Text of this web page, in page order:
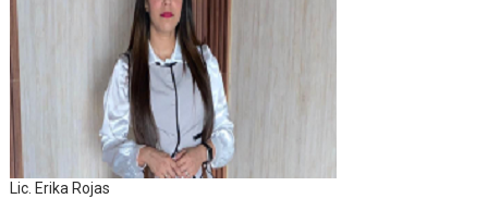
Lic. Erika Rojas